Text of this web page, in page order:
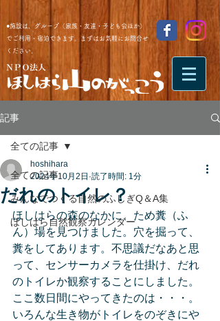
●施設は、グループ（家族・友達・子ども会ほか）
でご利用・宿泊できます。まずはお気軽にお問合せ
ください。
記事
全ての記事
みんなでつくる自然のふしぎQ＆A集
ほしはら自然観察カレンダー
全ての記事
だれのトイレ？
hoshihara
2024年10月2日 読了時間: 1分
ほしはらの森のなかに、ため糞（ふ
ん）場を見つけました。穴を掘って、
糞をしてあります。不思議だなあと思
って、センサーカメラを仕掛け、だれ
のトイレか観察することにしました。
ここ数日間にやってきたのは・・・。
いろんな生き物がトイレをのぞきにや